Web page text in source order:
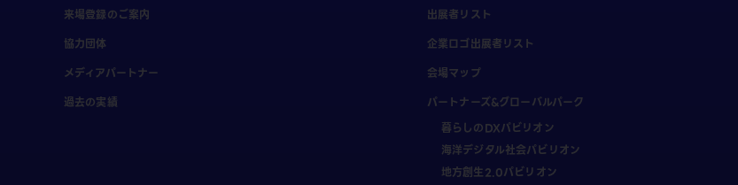
来場登録のご案内
協力団体
メディアパートナー
過去の実績
出展者リスト
企業ロゴ出展者リスト
会場マップ
パートナーズ&グローバルパーク
暮らしのDXパビリオン
海洋デジタル社会パビリオン
地方創生2.0パビリオン